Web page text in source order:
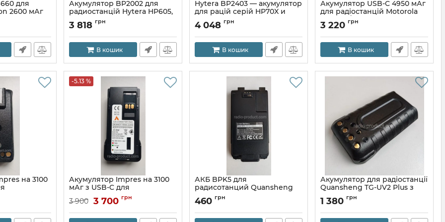
для
2600 мАг
Акумулятор BP2002 для
радиостанцій Hytera HP605,
Артикул:
3 818 грн
В кошик
Hytera BP2403 — акумулятор
для рацій серій HP70X и
Артикул:
4 048 грн
В кошик
Акумулятор USB-C 4950 мАг
для радіостанцій Motorola
DP2000/4000
Артикул:
3 220 грн
В кошик
на 3100
-5.13 %
Акумулятор Impres на 3100
мАг з USB-C для
радіостанцій Motorola
DP2xxx/4xxx
Артикул:APLI4494C31
3 900 3 700 грн
АКБ BPK5 для
радисотанций Quansheng
UV-K5, K6, etc
460 грн
Акумулятор для радіостанції
Quansheng TG-UV2 Plus з
1 380 грн